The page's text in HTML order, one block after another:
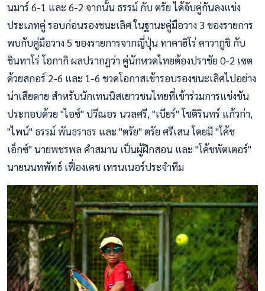
นมาร์ 6-1 และ 6-2 จากนั้น ธรรม์ กับ ตรัย ได้จับคู่กันลงแข่ง
ประเภทคู่ รอบก่อนรองชนะเลิศ ในฐานะคู่มือวาง 3 ของรายการ
พบกับคู่มือวาง 5 ของรายการจากญี่ปุ่น ทาคาฮิโร่ คาวากูชิ กับ
ชินทาโร่ โอกากิ ผลปรากฎว่า คู่นักหวดไทยต้องปราชัย 0-2 เซต
ด้วยสกอร์ 2-6 และ 1-6 ชวดโอกาสเข้ารอบรองชนะเลิศไปอย่าง
น่าเสียดาย สำหรับนักเทนนิสเยาวชนไทยที่เข้าร่วมการแข่งขัน
ประกอบด้วย "ไอซ์" ปวีณอร นวลศรี, "เบียร์" โชติรินทร์ แก้วก่า,
"ไพน์" ธรรม์ พันธราธร และ "ตรัย" ตรัย ศรีเสน โดยมี "โค้ช
เอ็กซ์" นายพชรพล คำสมาน เป็นผู้ฝึกสอน และ "โค้ชพัตเตอร์"
นายนนทพัทธ์ เฟื่องเดช เทรนเนอร์ประจำทีม